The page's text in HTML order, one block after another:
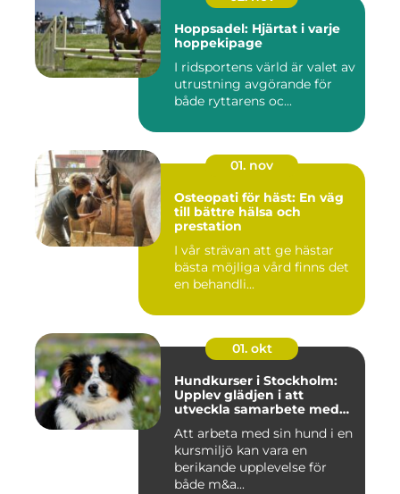
Hoppsadel: Hjärtat i varje
hoppekipage
I ridsportens värld är valet av
utrustning avgörande för
både ryttarens oc...
01. nov
Osteopati för häst: En väg
till bättre hälsa och
prestation
I vår strävan att ge hästar
bästa möjliga vård finns det
en behandli...
01. okt
Hundkurser i Stockholm:
Upplev glädjen i att
utveckla samarbete med
Att arbeta med sin hund i en
kursmiljö kan vara en
berikande upplevelse för
både m&a...